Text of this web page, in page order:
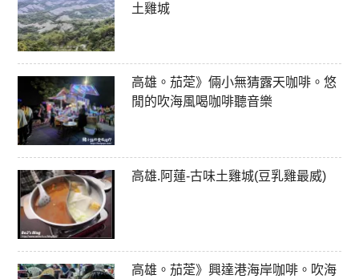
土雞城
高雄。茄萣》倆小無猜露天咖啡。悠
閒的吹海風喝咖啡聽音樂
高雄.阿蓮-古味土雞城(豆乳雞最威)
高雄。茄萣》興達港海岸咖啡。吹海